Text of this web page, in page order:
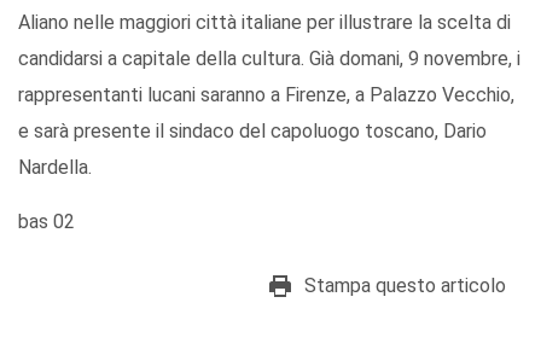
Aliano nelle maggiori città italiane per illustrare la scelta di
candidarsi a capitale della cultura. Già domani, 9 novembre, i
rappresentanti lucani saranno a Firenze, a Palazzo Vecchio,
e sarà presente il sindaco del capoluogo toscano, Dario
Nardella.
bas 02
Stampa questo articolo